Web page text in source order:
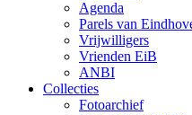
Agenda
Parels van
Vrijwilligers
Vrienden EiB
ANBI
Collecties
Fotoarchief